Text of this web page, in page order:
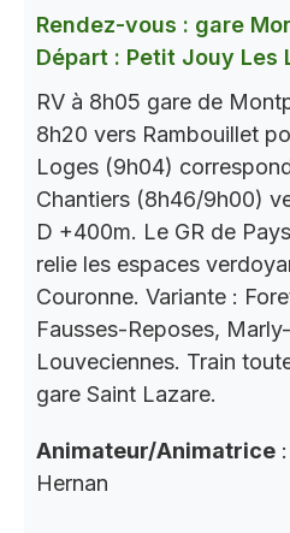
Rendez-vous : gare
Départ : Petit Jouy Les
RV à 8h05 gare de
8h20 vers Rambouillet
Loges (9h04)
Chantiers (8h46/9h00)
D +400m. Le GR de
relie les espaces
Couronne. Variante :
Fausses-Reposes,
Louveciennes. Train
gare Saint Lazare.
Animateur/Animatrice
Hernan